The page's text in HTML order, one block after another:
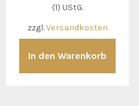
(1) UStG.
zzgl.Versandkosten
In den Warenkorb